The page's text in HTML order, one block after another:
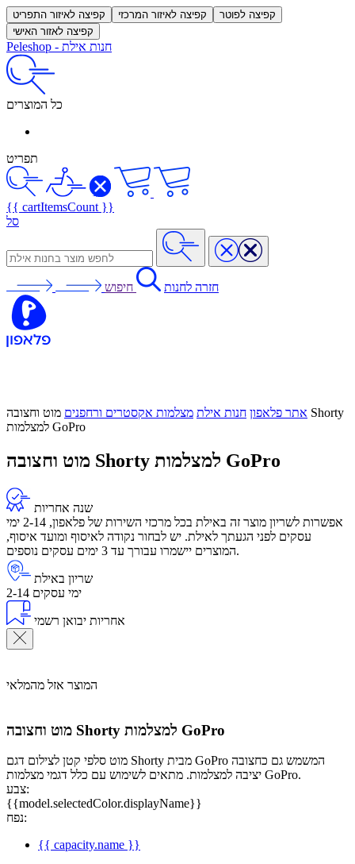
קפיצה לאיזור התפריט קפיצה לאיזור המרכזי
קפיצה לפוטר
קפיצה לאזור האישי
Peleshop - חנות אילת
כל המוצרים
תפריט
{{ cartItemsCount }}
סל
חזרה לחנות חיפוש
אתר פלאפון חנות אילת מצלמות אקסטרים ורחפנים מוט וחצובה Shorty
למצלמות GoPro
מוט וחצובה Shorty למצלמות GoPro
שנה אחריות
אפשרות לשריון מוצר זה באילת בכל מרכזי השירות של פלאפון, 2-14 ימי
עסקים לפני הגעתך לאילת. יש לבחור נקודה לאיסוף ומועד איסוף,
המוצרים יישמרו עבורך עד 3 ימים עסקים נוספים.
שריון באילת
2-14 ימי עסקים
אחריות יבואן רשמי
המוצר אזל מהמלאי
מוט וחצובה Shorty למצלמות GoPro
מוט סלפי קטן לצילום דגם Shorty מבית GoPro המשמש גם כחצובה
יציבה למצלמות. מתאים לשימוש עם כלל דגמי מצלמות GoPro.
צבע:
{{model.selectedColor.displayName}}
נפח:
{{ capacity.name }}